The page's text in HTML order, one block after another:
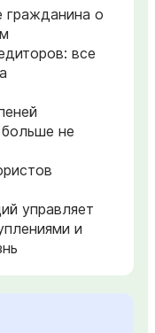
гражданина о
все
не
управляет
и